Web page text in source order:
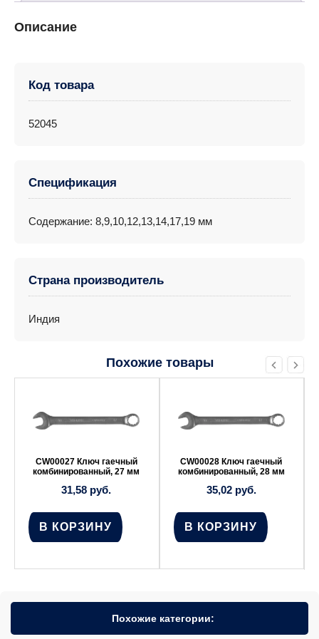
Описание
Код товара
52045
Спецификация
Содержание: 8,9,10,12,13,14,17,19 мм
Страна производитель
Индия
Похожие товары
CW00027 Ключ гаечный
комбинированный, 27 мм
31,58 руб.
В КОРЗИНУ
CW00028 Ключ гаечный
комбинированный, 28 мм
35,02 руб.
В КОРЗИНУ
Похожие категории: